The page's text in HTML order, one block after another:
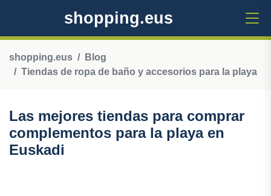
shopping.eus
shopping.eus
Blog
Tiendas de ropa de baño y accesorios para la playa
Las mejores tiendas para comprar
complementos para la playa en
Euskadi